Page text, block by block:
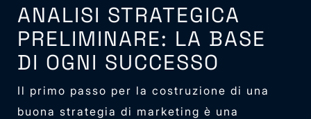
ANALISI STRATEGICA
PRELIMINARE: LA BASE
DI OGNI SUCCESSO
Il primo passo per la costruzione di una
buona strategia di marketing è una